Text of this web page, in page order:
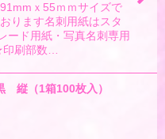
ｘ55ｍｍサイズで
ります名刺用紙はスタ
ード用紙・写真名刺専用
刷部数…
（1箱100枚入）